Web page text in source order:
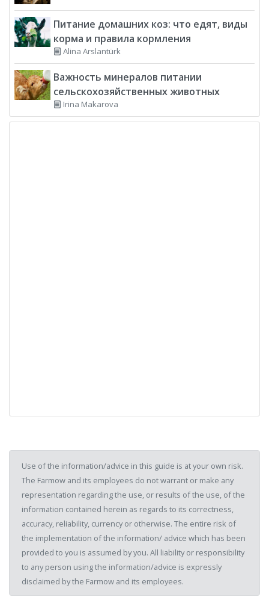
Питание домашних коз: что едят, виды
корма и правила кормления
Alina Arslantürk
Важность минералов питании
сельскохозяйственных животных
Irina Makarova
Use of the information/advice in this guide is at your own risk.
The Farmow and its employees do not warrant or make any
representation regarding the use, or results of the use, of the
information contained herein as regards to its correctness,
accuracy, reliability, currency or otherwise. The entire risk of
the implementation of the information/ advice which has been
provided to you is assumed by you. All liability or responsibility
to any person using the information/advice is expressly
disclaimed by the Farmow and its employees.